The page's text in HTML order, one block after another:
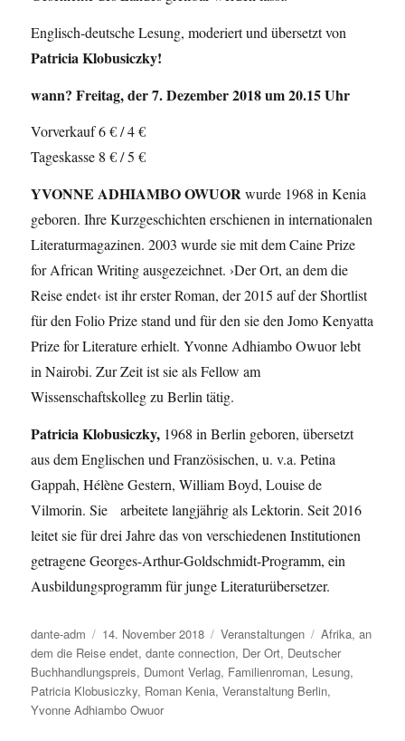
Englisch-deutsche Lesung, moderiert und übersetzt von
Patricia Klobusiczky!
wann? Freitag, der 7. Dezember 2018 um 20.15 Uhr
Vorverkauf 6 € / 4 €
Tageskasse 8 € / 5 €
YVONNE ADHIAMBO OWUORwurde 1968 in Kenia
geboren. Ihre Kurzgeschichten erschienen in internationalen
Literaturmagazinen. 2003 wurde sie mit dem Caine Prize
for African Writing ausgezeichnet. ›Der Ort, an dem die
Reise endet‹ ist ihr erster Roman, der 2015 auf der Shortlist
für den Folio Prize stand und für den sie den Jomo Kenyatta
Prize for Literature erhielt. Yvonne Adhiambo Owuor lebt
in Nairobi. Zur Zeit ist sie als Fellow am
Wissenschaftskolleg zu Berlin tätig.
Patricia Klobusiczky, 1968 in Berlin geboren, übersetzt
aus dem Englischen und Französischen, u. v.a. Petina
Gappah, Hélène Gestern, William Boyd, Louise de
Vilmorin. Sie arbeitete langjährig als Lektorin. Seit 2016
leitet sie für drei Jahre das von verschiedenen Institutionen
getragene Georges-Arthur-Goldschmidt-Programm, ein
Ausbildungsprogramm für junge Literaturübersetzer.
Autor
dante-adm
Veröffentlicht
am
14. November 2018 Kategorien
Veranstaltungen Schlagwörter
Afrika,an
dem die Reise endet,dante connection, Der Ort, Deutscher
Buchhandlungspreis, Dumont Verlag, Familienroman, Lesung,
Patricia Klobusiczky, Roman Kenia,Veranstaltung Berlin,
Yvonne Adhiambo Owuor